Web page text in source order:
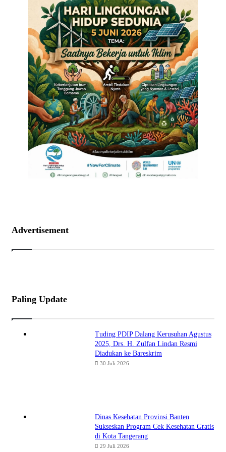
Advertisement
Paling Update
Tuding PDIP Dalang Kerusuhan Agustus
2025, Drs. H. Zulfan Lindan Resmi
Diadukan ke Bareskrim
30 Juli 2026
Dinas Kesehatan Provinsi Banten
Sukseskan Program Cek Kesehatan Gratis
di Kota Tangerang
29 Juli 2026